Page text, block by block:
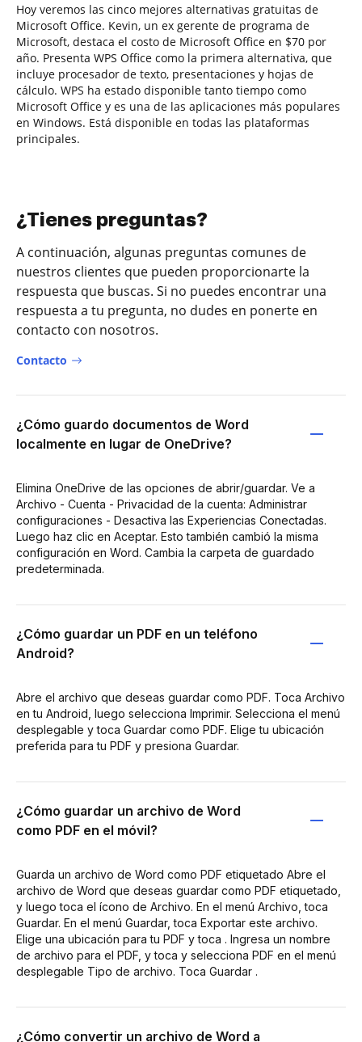
Hoy veremos las cinco mejores alternativas gratuitas de
Microsoft Office. Kevin, un ex gerente de programa de
Microsoft, destaca el costo de Microsoft Office en $70 por
año. Presenta WPS Office como la primera alternativa, que
incluye procesador de texto, presentaciones y hojas de
cálculo. WPS ha estado disponible tanto tiempo como
Microsoft Office y es una de las aplicaciones más populares
en Windows. Está disponible en todas las plataformas
principales.
¿Tienes preguntas?
A continuación, algunas preguntas comunes de
nuestros clientes que pueden proporcionarte la
respuesta que buscas. Si no puedes encontrar una
respuesta a tu pregunta, no dudes en ponerte en
contacto con nosotros.
Contacto
¿Cómo guardo documentos de Word
localmente en lugar de OneDrive?
Elimina OneDrive de las opciones de abrir/guardar. Ve a
Archivo - Cuenta - Privacidad de la cuenta: Administrar
configuraciones - Desactiva las Experiencias Conectadas.
Luego haz clic en Aceptar. Esto también cambió la misma
configuración en Word. Cambia la carpeta de guardado
predeterminada.
¿Cómo guardar un PDF en un teléfono
Android?
Abre el archivo que deseas guardar como PDF. Toca Archivo
en tu Android, luego selecciona Imprimir. Selecciona el menú
desplegable y toca Guardar como PDF. Elige tu ubicación
preferida para tu PDF y presiona Guardar.
¿Cómo guardar un archivo de Word
como PDF en el móvil?
Guarda un archivo de Word como PDF etiquetado Abre el
archivo de Word que deseas guardar como PDF etiquetado,
y luego toca el ícono de Archivo. En el menú Archivo, toca
Guardar. En el menú Guardar, toca Exportar este archivo.
Elige una ubicación para tu PDF y toca . Ingresa un nombre
de archivo para el PDF, y toca y selecciona PDF en el menú
desplegable Tipo de archivo. Toca Guardar .
¿Cómo convertir un archivo de Word a